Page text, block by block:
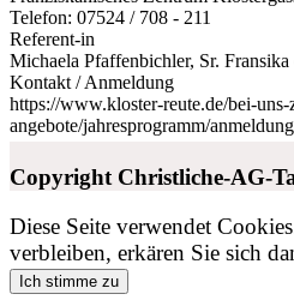
Telefon: 07524 / 708 - 211
Referent-in
Michaela Pfaffenbichler, Sr.
Kontakt / Anmeldung
https://www.kloster-reute.de/bei-
angebote/jahresprogramm/
Copyright Christliche-AG-
Diese Seite verwendet
verbleiben, erkären Sie sich
Ich stimme zu